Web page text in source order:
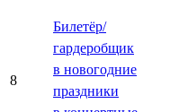
8
Билетёр/
гардеробщик
в новогодние
праздники